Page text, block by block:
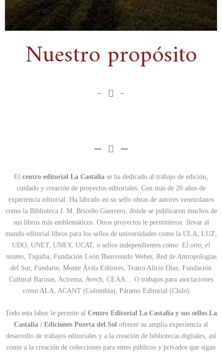
Nuestro propósito
El centro editorial La Castalia se ha dedicado al trabajo de edición,
cuidado y creación de proyectos editoriales. Con más de 20 años de
experiencia editorial. Ha labrado en su sello obras de autores venezolanos
como la Biblioteca J. M. Briceño Guerrero, donde se publicaron muchos de
sus libros más emblemáticos. Otros proyectos le permitieron llevar al
mundo editorial libros para los sellos de universidades como la ULA, LUZ,
UDO, UNET, UNEY, UCAT, o sellos independientes como: El otro, el
mismo, Tiquiba, Fundación León Bienvenido Weber, Red de Antropologías
del Sur, Fundarte, Monte Ávila Editores, Teatro Alirio Díaz, Fundación
Cultural Barinas, Acirema, Avech, CEAA… O trabajos para asociaciones
como ALA, ACANT (Colombia), Páramo Editorial (Chile).
Todo esta labor le permite al Centro Editorial La Castalia y sus sellos La
Castalia / Ediciones Puerta del Sol ofrecer su amplia experiencia al
desarrollo de trabajos editoriales y a la creación de bibliotecas digitales, así
como a la creación de colecciones para entes públicos y privados que sigan